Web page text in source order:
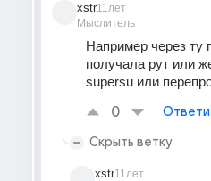
xstr
Мыслитель
11лет
Например через ту
получала рут или
supersu или
0
Скрыть ветку
xstr11лет